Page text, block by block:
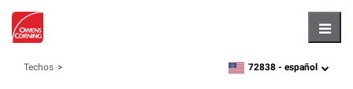
Techos zipcode,language
72838 - español